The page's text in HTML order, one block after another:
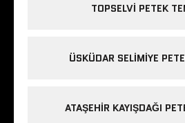
TOPSELVI PETEK
ÜSKÜDAR SELIMIYE
ATAŞEHIR KAYIŞDAĞI